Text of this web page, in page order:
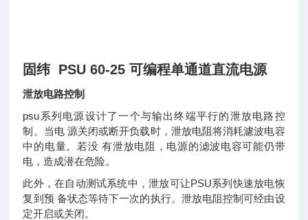
固纬 PSU 60-25 可编程单通道直流电源
泄放电路控制
psu系列电源设计了一个与输出终端平行的泄放电路控
制。当电 源关闭或断开负载时，泄放电阻将消耗濾波电容
中的电量。若没 有泄放电阻，电源的滤波电容可能仍带
电，造成潜在危险。
此外，在自动测试系统中，泄放可让PSU系列快速放电恢
复到预 备状态等待下一次的执行。泄放电阻控制可经由设
定开启或关闭。